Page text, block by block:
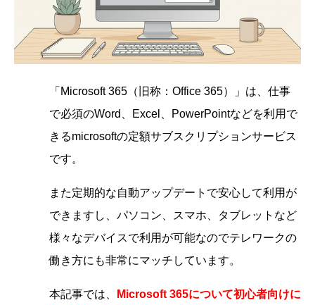
「Microsoft 365（旧称：Office 365）」は、仕事
で必須のWord、Excel、PowerPointなどを利用で
きるmicrosoftの定額サブスクリプションサービス
です。
また定期的な自動アップデートで安心して利用が
できますし、パソコン、スマホ、タブレットなど
様々なデバイスで利用が可能なのでテレワークの
働き方にも非常にマッチしています。
本記事では、
Microsoft 365について初心者向けに